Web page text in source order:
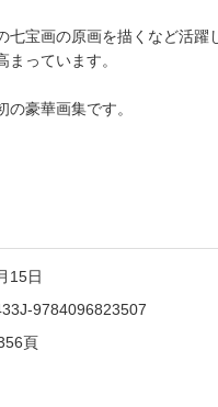
七宝画の原画を描くなど活
っています。
の豪華画集です。
15日
9784096823507
頁